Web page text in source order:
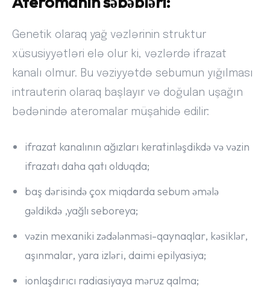
Genetik olaraq yağ vəzlərinin struktur
xüsusiyyətləri elə olur ki, vəzlərdə ifrazat
kanalı olmur. Bu vəziyyətdə sebumun yığılması
intrauterin olaraq başlayır və doğulan uşağın
bədənində ateromalar müşahidə edilir:
ifrazat kanalının ağızları keratinləşdikdə və vəzin
ifrazatı daha qatı olduqda;
baş dərisində çox miqdarda sebum əmələ
gəldikdə ,yağlı seboreya;
vəzin mexaniki zədələnməsi-qaynaqlar, kəsiklər,
aşınmalar, yara izləri, daimi epilyasiya;
ionlaşdırıcı radiasiyaya məruz qalma;